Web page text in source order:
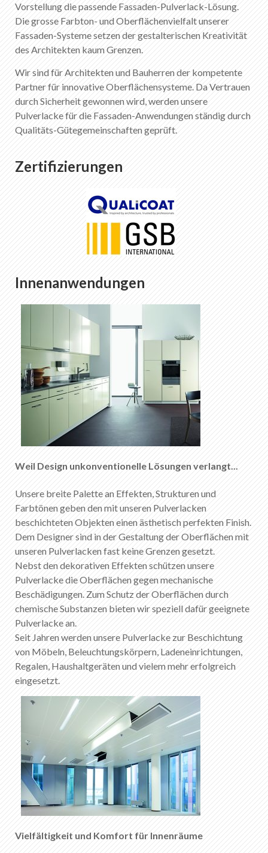
Vorstellung die passende Fassaden-Pulverlack-Lösung.
Die grosse Farbton- und Oberflächenvielfalt unserer
Fassaden-Systeme setzen der gestalterischen Kreativität
des Architekten kaum Grenzen.
Wir sind für Architekten und Bauherren der kompetente
Partner für innovative Oberflächensysteme. Da Vertrauen
durch Sicherheit gewonnen wird, werden unsere
Pulverlacke für die Fassaden-Anwendungen ständig durch
Qualitäts-Gütegemeinschaften geprüft.
Zertifizierungen
Innenanwendungen
Weil Design unkonventionelle Lösungen verlangt...
Unsere breite Palette an Effekten, Strukturen und
Farbtönen geben den mit unseren Pulverlacken
beschichteten Objekten einen ästhetisch perfekten Finish.
Dem Designer sind in der Gestaltung der Oberflächen mit
unseren Pulverlacken fast keine Grenzen gesetzt.
Nebst den dekorativen Effekten schützen unsere
Pulverlacke die Oberflächen gegen mechanische
Beschädigungen. Zum Schutz der Oberflächen durch
chemische Substanzen bieten wir speziell dafür geeignete
Pulverlacke an.
Seit Jahren werden unsere Pulverlacke zur Beschichtung
von Möbeln, Beleuchtungskörpern, Ladeneinrichtungen,
Regalen, Haushaltgeräten und vielem mehr erfolgreich
eingesetzt.
Vielfältigkeit und Komfort für Innenräume